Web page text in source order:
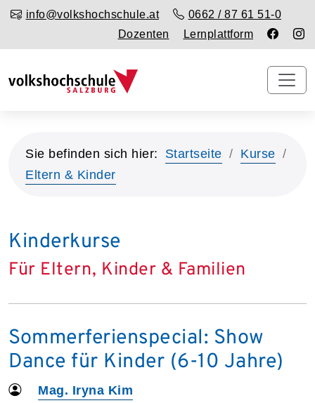
info@volkshochschule.at
0662 / 87 61 51-0
Dozenten
Lernplattform
Sie befinden sich hier: Startseite
Kurse
Eltern & Kinder
Kinderkurse
Für Eltern, Kinder & Familien
Sommerferienspecial: Show
Dance für Kinder (6-10 Jahre)
Mag. Iryna Kim